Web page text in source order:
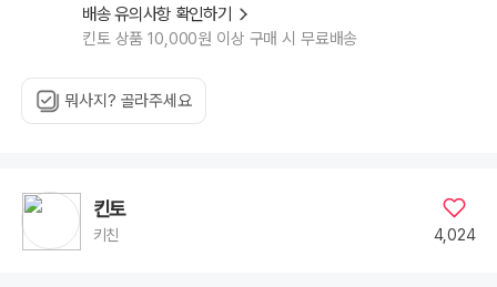
배송 유의사항 확인하기
킨토 상품 10,000원 이상 구매 시 무료배송
뭐사지? 골라주세요
킨토
키친 4,024